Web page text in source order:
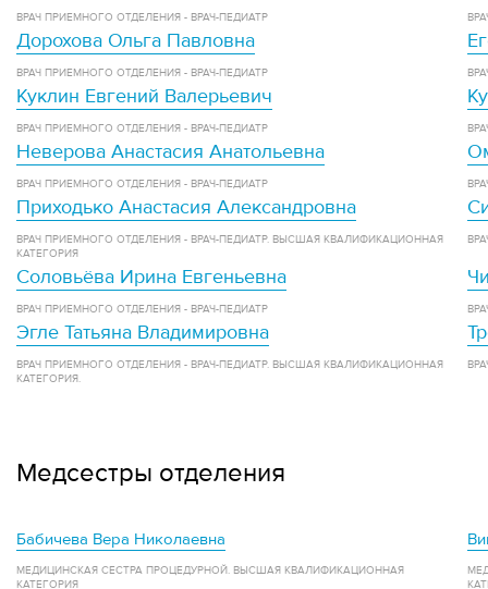
ВРАЧ ПРИЕМНОГО ОТДЕЛЕНИЯ - ВРАЧ-ПЕДИАТР
Дорохова Ольга Павловна
ВРАЧ ПРИЕМНОГО ОТДЕЛЕНИЯ - ВРАЧ-ПЕДИАТР
Куклин Евгений Валерьевич
ВРАЧ ПРИЕМНОГО ОТДЕЛЕНИЯ - ВРАЧ-ПЕДИАТР
Неверова Анастасия Анатольевна
ВРАЧ ПРИЕМНОГО ОТДЕЛЕНИЯ - ВРАЧ-ПЕДИАТР
Приходько Анастасия Александровна
ВРАЧ ПРИЕМНОГО ОТДЕЛЕНИЯ - ВРАЧ-ПЕДИАТР. ВЫСШАЯ КВАЛИФИКАЦИОННАЯ
КАТЕГОРИЯ
Соловьёва Ирина Евгеньевна
ВРАЧ ПРИЕМНОГО ОТДЕЛЕНИЯ - ВРАЧ-ПЕДИАТР
Эгле Татьяна Владимировна
ВРАЧ ПРИЕМНОГО ОТДЕЛЕНИЯ - ВРАЧ-ПЕДИАТР. ВЫСШАЯ КВАЛИФИКАЦИОННАЯ
КАТЕГОРИЯ.
Медсестры отделения
Бабичева Вера Николаевна
МЕДИЦИНСКАЯ СЕСТРА ПРОЦЕДУРНОЙ. ВЫСШАЯ КВАЛИФИКАЦИОННАЯ
КАТЕГОРИЯ